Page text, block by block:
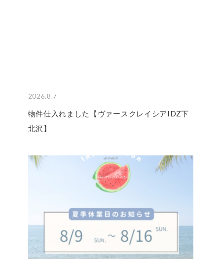
2026.8.7
物件仕入れました【ヴァースクレイシアIDZ下
北沢】